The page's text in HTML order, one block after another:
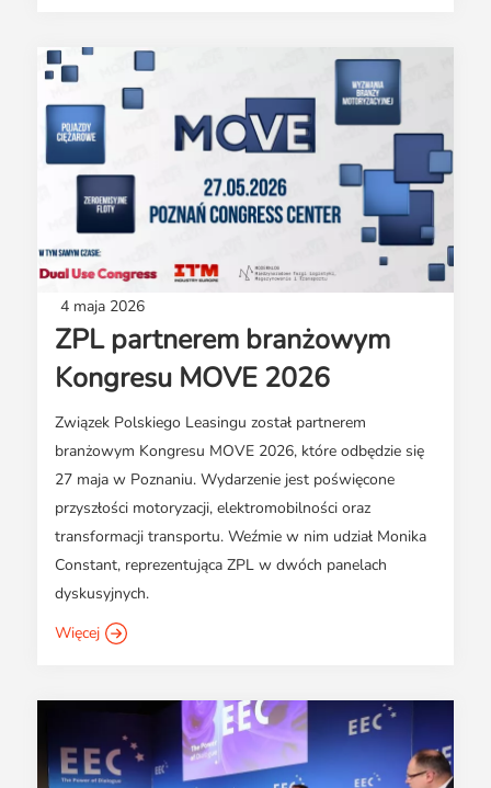
4 maja 2026
ZPL partnerem branżowym
Kongresu MOVE 2026
Związek Polskiego Leasingu został partnerem
branżowym Kongresu MOVE 2026, które odbędzie się
27 maja w Poznaniu. Wydarzenie jest poświęcone
przyszłości motoryzacji, elektromobilności oraz
transformacji transportu. Weźmie w nim udział Monika
Constant, reprezentująca ZPL w dwóch panelach
dyskusyjnych.
Więcej